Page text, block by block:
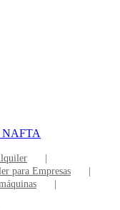
NAFTA
para Empresas